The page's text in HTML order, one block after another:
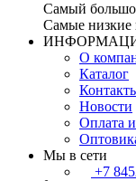
Самый
Самые низкие
О
Каталог
Новости
Оплата и
Мы в сети
+7